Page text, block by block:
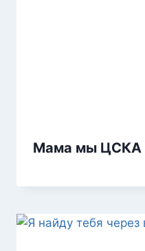
Мама мы ЦСКА